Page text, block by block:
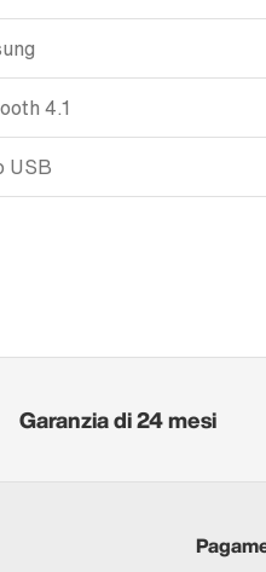
4.1
USB
Garanzia di 24 mesi